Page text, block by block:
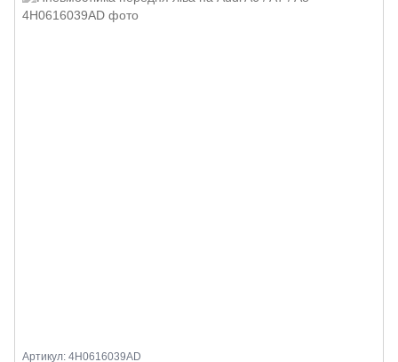
Артикул: 4H0616039AD